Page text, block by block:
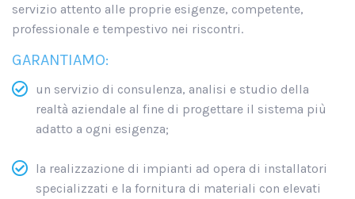
servizio attento alle proprie esigenze, competente,
professionale e tempestivo nei riscontri.
GARANTIAMO:
un servizio di consulenza, analisi e studio della
realtà aziendale al fine di progettare il sistema più
adatto a ogni esigenza;
la realizzazione di impianti ad opera di installatori
specializzati e la fornitura di materiali con elevati